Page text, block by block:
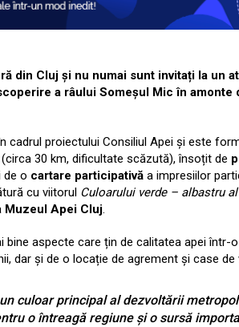
din Cluj și nu numai sunt invitați la un
a râului Someșul Mic în amonte
cadrul proiectului Consiliul Apei și este
30 km, dificultate scăzută), însoțit de
de o cartare participativă a impresiilor
cu viitorul Culoarului verde – albastru
Muzeul Apei Cluj.
bine aspecte care țin de calitatea apei
dar și de o locație de agrement și case de
culoar principal al dezvoltării
o întreagă regiune și o sursă